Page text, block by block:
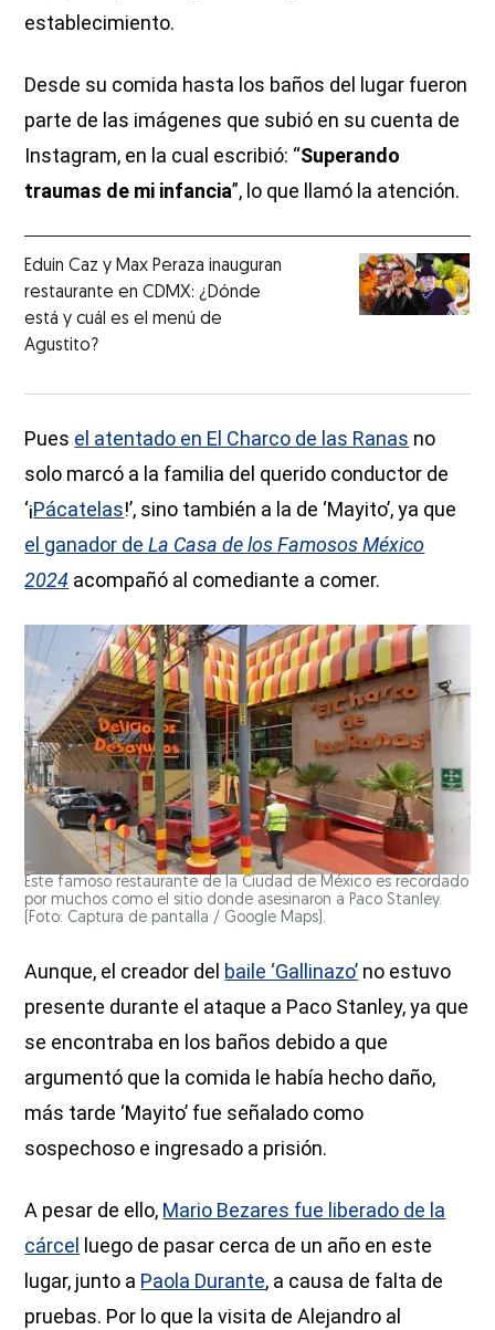
establecimiento.
Desde su comida hasta los baños del lugar fueron
parte de las imágenes que subió en su cuenta de
Instagram, en la cual escribió: “Superando
traumas de mi infancia”, lo que llamó la atención.
Eduin Caz y Max Peraza inauguran
restaurante en CDMX: ¿Dónde
está y cuál es el menú de
Agustito?
Pues el atentado en El Charco de las Ranas no
solo marcó a la familia del querido conductor de
‘¡Pácatelas!’, sino también a la de ‘Mayito’, ya que
el ganador deLa Casa de los Famosos México
2024 acompañó al comediante a comer.
Este famoso restaurante de la Ciudad de México es recordado
por muchos como el sitio donde asesinaron a Paco Stanley.
(Foto: Captura de pantalla / Google Maps).
Aunque, el creador del baile ‘Gallinazo’ no estuvo
presente durante el ataque a Paco Stanley, ya que
se encontraba en los baños debido a que
argumentó que la comida le había hecho daño,
más tarde ‘Mayito’ fue señalado como
sospechoso e ingresado a prisión.
A pesar de ello, Mario Bezares fue liberado de la
cárcel
luego de pasar cerca de un año en este
lugar, junto a Paola Durante, a causa de falta de
pruebas. Por lo que la visita de Alejandro al